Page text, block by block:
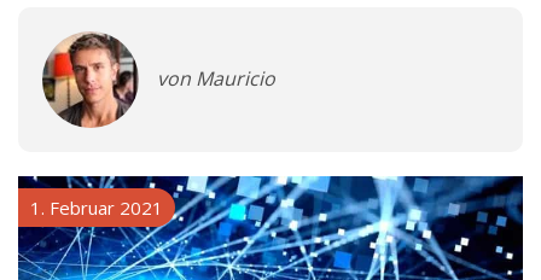
von Mauricio
1. Februar 2021